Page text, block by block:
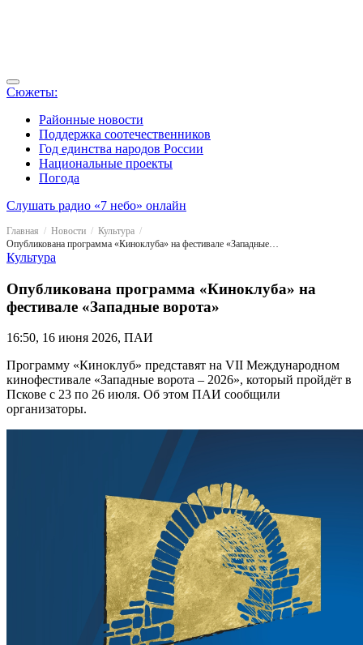
Сюжеты:
Районные новости
Поддержка соотечественников
Год единства народов России
Национальные проекты
Погода
Слушать радио «7 небо» онлайн
Главная Новости
Культура
Опубликована программа «Киноклуба» на фестивале «Западные ворота»
Культура
Опубликована программа «Киноклуба» на
фестивале «Западные ворота»
16:50, 16 июня 2026, ПАИ
Программу «Киноклуб» представят на VII Международном
кинофестивале «Западные ворота – 2026», который пройдёт в
Пскове с 23 по 26 июля. Об этом ПАИ сообщили
организаторы.